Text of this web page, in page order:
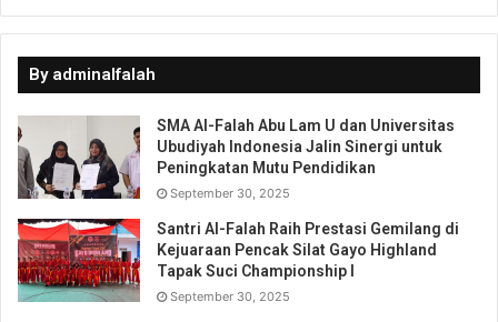
By adminalfalah
SMA Al-Falah Abu Lam U dan Universitas
Ubudiyah Indonesia Jalin Sinergi untuk
Peningkatan Mutu Pendidikan
September 30, 2025
Santri Al-Falah Raih Prestasi Gemilang di
Kejuaraan Pencak Silat Gayo Highland
Tapak Suci Championship I
September 30, 2025